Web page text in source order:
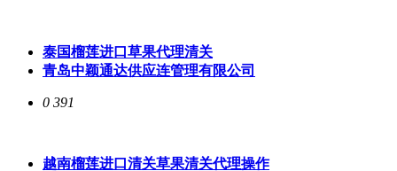
泰国榴莲进口草果代理清关
青岛中颖通达供应连管理有限公司
0 391
越南榴莲进口清关草果清关代理操作